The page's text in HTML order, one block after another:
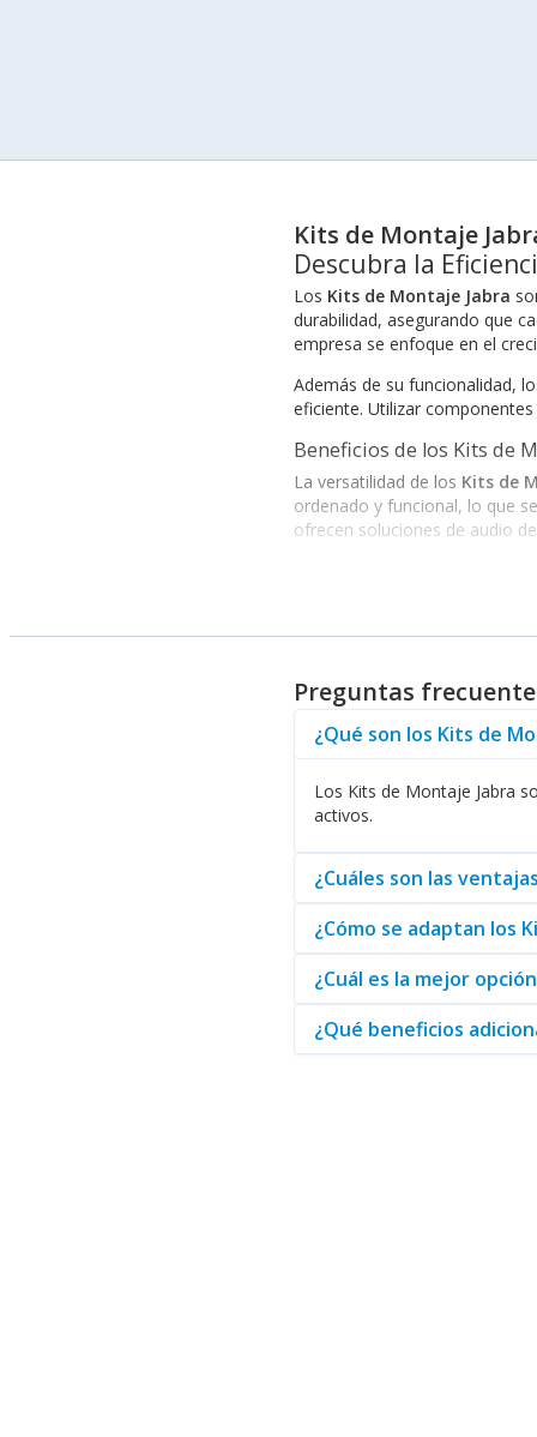
Kits de Montaje
Descubra la
Los Kits de Montaje Jabra
durabilidad, asegurando que
empresa se enfoque en el
Además de su funcionalidad,
eficiente. Utilizar
Beneficios de los Kits de
La versatilidad de los Kits de
ordenado y funcional, lo que
ofrecen soluciones de audio
Por otro lado, es relevante
En conclusión, losKits de
Jabra, le invitamos a visitar a
Preguntas
¿Qué son los Kits de
Los Kits de Montaje Jabra
activos.
¿Cuáles son las
¿Cómo se adaptan los
¿Cuál es la mejor
¿Qué beneficios